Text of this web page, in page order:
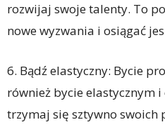
rozwijaj swoje talenty. To
nowe wyzwania i osiągać
6. Bądź elastyczny: Bycie
również bycie elastycznym
trzymaj się sztywno swoich